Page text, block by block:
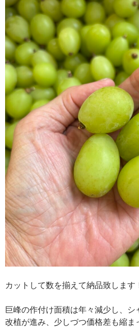
カットして数を揃えて納品致します
巨峰の作付け面積は年々減少し、
改植が進み、少しづつ価格差も縮ま